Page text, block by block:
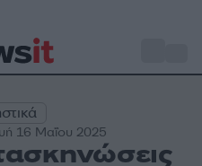
16 Μαΐου 2025